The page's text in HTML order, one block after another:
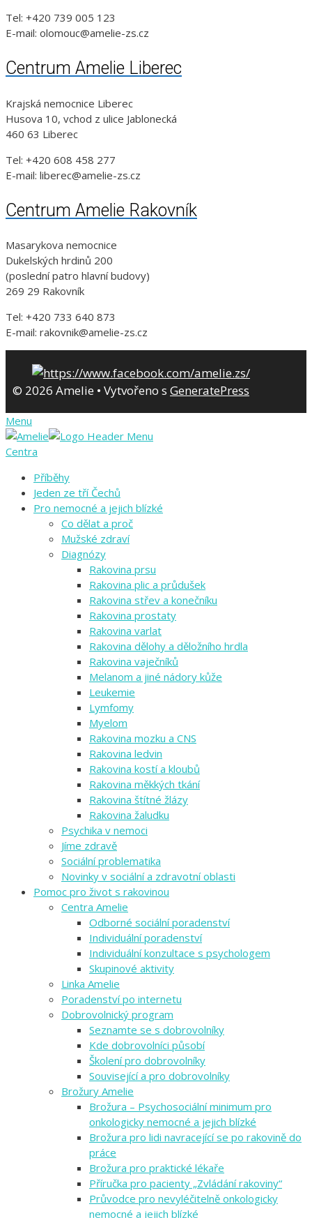
Tel: +420 739 005 123
E-mail: olomouc@amelie-zs.cz
Centrum Amelie Liberec
Krajská nemocnice Liberec
Husova 10, vchod z ulice Jablonecká
460 63 Liberec
Tel: +420 608 458 277
E-mail: liberec@amelie-zs.cz
Centrum Amelie Rakovník
Masarykova nemocnice
Dukelských hrdinů 200
(poslední patro hlavní budovy)
269 29 Rakovník
Tel: +420 733 640 873
E-mail: rakovnik@amelie-zs.cz
© 2026 Amelie • Vytvořeno s GeneratePress
Menu
Centra
Příběhy
Jeden ze tří Čechů
Pro nemocné a jejich blízké
Co dělat a proč
Mužské zdraví
Diagnózy
Rakovina prsu
Rakovina plic a průdušek
Rakovina střev a konečníku
Rakovina prostaty
Rakovina varlat
Rakovina dělohy a děložního hrdla
Rakovina vaječníků
Melanom a jiné nádory kůže
Leukemie
Lymfomy
Myelom
Rakovina mozku a CNS
Rakovina ledvin
Rakovina kostí a kloubů
Rakovina měkkých tkání
Rakovina štítné žlázy
Rakovina žaludku
Psychika v nemoci
Jíme zdravě
Sociální problematika
Novinky v sociální a zdravotní oblasti
Pomoc pro život s rakovinou
Centra Amelie
Odborné sociální poradenství
Individuální poradenství
Individuální konzultace s psychologem
Skupinové aktivity
Linka Amelie
Poradenství po internetu
Dobrovolnický program
Seznamte se s dobrovolníky
Kde dobrovolníci působí
Školení pro dobrovolníky
Související a pro dobrovolníky
Brožury Amelie
Brožura – Psychosociální minimum pro
onkologicky nemocné a jejich blízké
Brožura pro lidi navracející se po rakovině do
práce
Brožura pro praktické lékaře
Příručka pro pacienty „Zvládání rakoviny“
Průvodce pro nevyléčitelně onkologicky
nemocné a jejich blízké